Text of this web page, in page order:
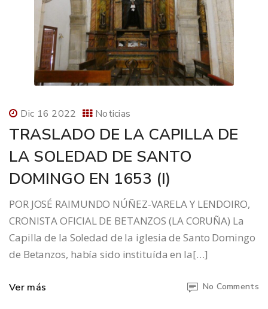
Dic 16 2022 Noticias
TRASLADO DE LA CAPILLA DE
LA SOLEDAD DE SANTO
DOMINGO EN 1653 (I)
POR JOSÉ RAIMUNDO NÚÑEZ-VARELA Y LENDOIRO,
CRONISTA OFICIAL DE BETANZOS (LA CORUÑA) La
Capilla de la Soledad de la iglesia de Santo Domingo
de Betanzos, había sido instituída en la[…]
Ver más No Comments